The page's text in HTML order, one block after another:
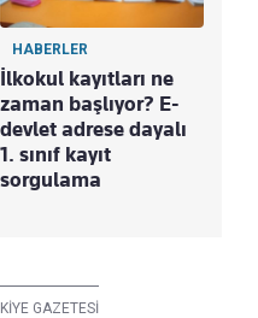
HABERLER
İlkokul kayıtları ne
zaman başlıyor? E-
devlet adrese dayalı
1. sınıf kayıt
sorgulama
GAZETESİ